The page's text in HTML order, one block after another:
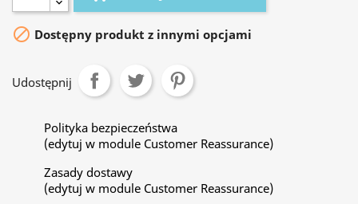
 Dostępny produkt z innymi opcjami
Udostępnij
Polityka bezpieczeństwa
(edytuj w module Customer Reassurance)
Zasady dostawy
(edytuj w module Customer Reassurance)